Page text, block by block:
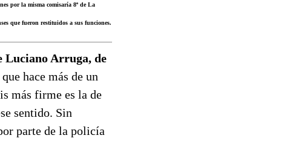
por la misma comisaría 8ª de La
que fueron restituidos a sus funciones.
Luciano Arruga, de
hace más de un
más firme es la de
sentido. Sin
parte de la policía